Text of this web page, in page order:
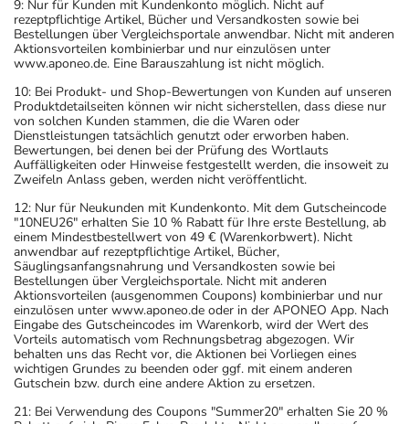
9: Nur für Kunden mit Kundenkonto möglich. Nicht auf
rezeptpflichtige Artikel, Bücher und Versandkosten sowie bei
Bestellungen über Vergleichsportale anwendbar. Nicht mit anderen
Aktionsvorteilen kombinierbar und nur einzulösen unter
www.aponeo.de. Eine Barauszahlung ist nicht möglich.
10: Bei Produkt- und Shop-Bewertungen von Kunden auf unseren
Produktdetailseiten können wir nicht sicherstellen, dass diese nur
von solchen Kunden stammen, die die Waren oder
Dienstleistungen tatsächlich genutzt oder erworben haben.
Bewertungen, bei denen bei der Prüfung des Wortlauts
Auffälligkeiten oder Hinweise festgestellt werden, die insoweit zu
Zweifeln Anlass geben, werden nicht veröffentlicht.
12: Nur für Neukunden mit Kundenkonto. Mit dem Gutscheincode
"10NEU26" erhalten Sie 10 % Rabatt für Ihre erste Bestellung, ab
einem Mindestbestellwert von 49 € (Warenkorbwert). Nicht
anwendbar auf rezeptpflichtige Artikel, Bücher,
Säuglingsanfangsnahrung und Versandkosten sowie bei
Bestellungen über Vergleichsportale. Nicht mit anderen
Aktionsvorteilen (ausgenommen Coupons) kombinierbar und nur
einzulösen unter www.aponeo.de oder in der APONEO App. Nach
Eingabe des Gutscheincodes im Warenkorb, wird der Wert des
Vorteils automatisch vom Rechnungsbetrag abgezogen. Wir
behalten uns das Recht vor, die Aktionen bei Vorliegen eines
wichtigen Grundes zu beenden oder ggf. mit einem anderen
Gutschein bzw. durch eine andere Aktion zu ersetzen.
21: Bei Verwendung des Coupons "Summer20" erhalten Sie 20 %